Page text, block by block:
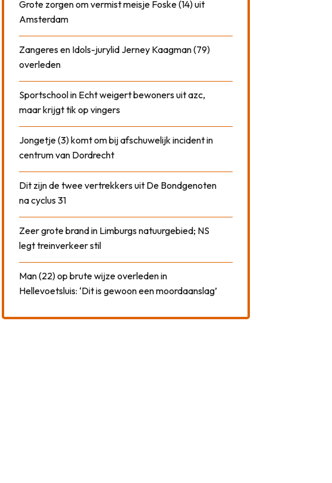
Grote zorgen om vermist meisje Foske (14) uit
Amsterdam
Zangeres en Idols-jurylid Jerney Kaagman (79)
overleden
Sportschool in Echt weigert bewoners uit azc,
maar krijgt tik op vingers
Jongetje (3) komt om bij afschuwelijk incident in
centrum van Dordrecht
Dit zijn de twee vertrekkers uit De Bondgenoten
na cyclus 31
Zeer grote brand in Limburgs natuurgebied; NS
legt treinverkeer stil
Man (22) op brute wijze overleden in
Hellevoetsluis: ‘Dit is gewoon een moordaanslag’